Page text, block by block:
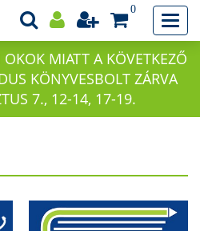
0
MIATT A KÖVETKEZŐ
KÖNYVESBOLT ZÁRVA
7., 12-14, 17-19.